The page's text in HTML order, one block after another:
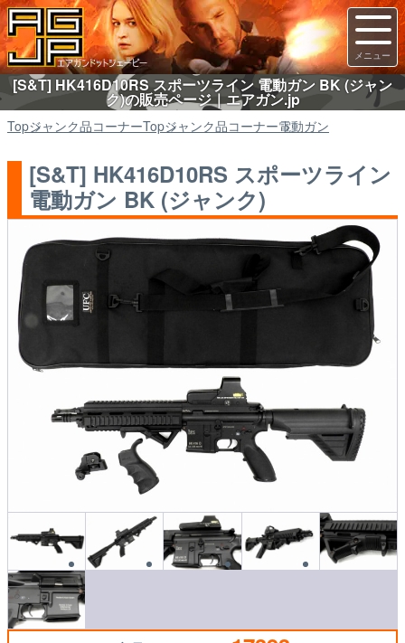
[S&T] HK416D10RS スポーツライン 電動ガン BK (ジャン
ク)の販売ページ｜エアガン.jp
Topジャンク品コーナーTopジャンク品コーナー電動ガン
[S&T] HK416D10RS スポーツライン
電動ガン BK (ジャンク)